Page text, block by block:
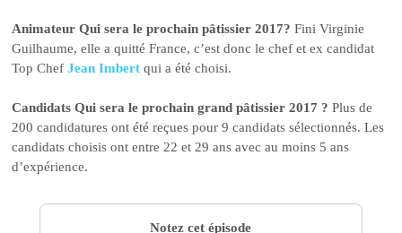
Animateur Qui sera le prochain pâtissier 2017? Fini Virginie
Guilhaume, elle a quitté France, c’est donc le chef et ex candidat
Top ChefJean Imbert qui a été choisi.
Candidats Qui sera le prochain grand pâtissier 2017 ? Plus de
200 candidatures ont été reçues pour 9 candidats sélectionnés. Les
candidats choisis ont entre 22 et 29 ans avec au moins 5 ans
d’expérience.
Notez cet épisode